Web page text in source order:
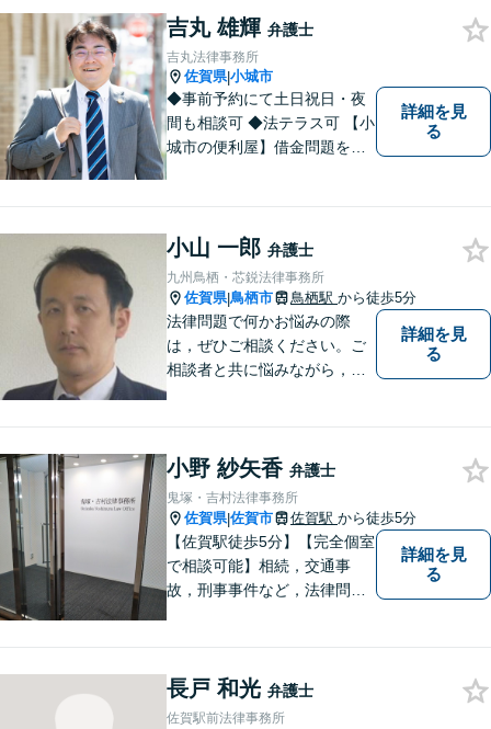
法書士などとも連携しワンス
トップで解決。難事件には他
弁護士と協力も。元調停委
員。
吉丸 雄輝 弁護士
吉丸法律事務所
佐賀県|小城市
◆事前予約にて土日祝日・夜
間も相談可 ◆法テラス可 【小
城市の便利屋】借金問題を中
詳細を見
る
小山 一郎 弁護士
九州鳥栖・芯鋭法律事務所
佐賀県|鳥栖市 鳥栖駅 から徒歩5分
法律問題で何かお悩みの際
は，ぜひご相談ください。ご
相談者と共に悩みながら，い
詳細を見
る
小野 紗矢香 弁護士
鬼塚・吉村法律事務所
佐賀県|佐賀市 佐賀駅 から徒歩5分
【佐賀駅徒歩5分】【完全個室
で相談可能】相続，交通事
故，刑事事件など，法律問題
お持ち帰りいただけるよう，
全力を尽くします。
詳細を見
る
長戸 和光 弁護士
佐賀駅前法律事務所